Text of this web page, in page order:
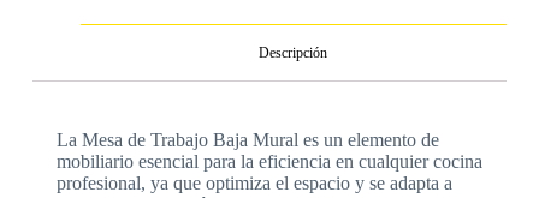
Descripción
La Mesa de Trabajo Baja Mural es un elemento de
mobiliario esencial para la eficiencia en cualquier cocina
profesional, ya que optimiza el espacio y se adapta a